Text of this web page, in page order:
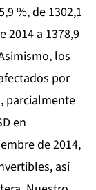
%, de 1302,1
2014 a 1378,9
los
por
parcialmente
en
de 2014,
así